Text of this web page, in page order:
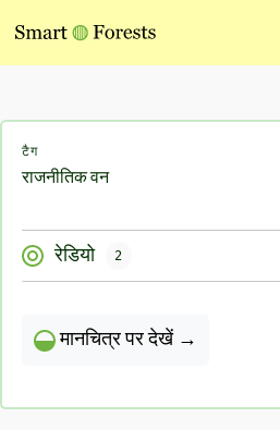
टैग
राजनीतिक वन
रेडियो 2
मानचित्र पर देखें →